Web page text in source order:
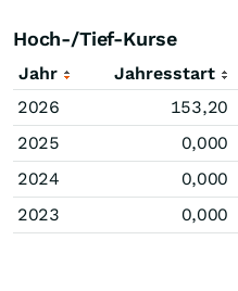
Hoch-/Tief-Kurse
Jahr Jahresstart
2026
153,20
2025
0,000
2024
0,000
2023
0,000